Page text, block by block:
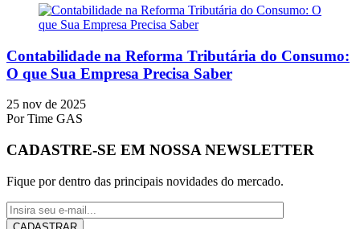
Contabilidade na Reforma Tributária do Consumo:
O que Sua Empresa Precisa Saber
25 nov de 2025
PorTime GAS
CADASTRE-SE EM NOSSA NEWSLETTER
Fique por dentro das principais novidades do mercado.